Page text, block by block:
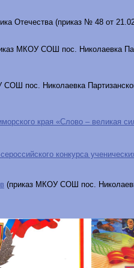
Отечества (приказ № 48 от
МКОУ СОШ пос. Николаевка
пос. Николаевка
края «Слово – великая
конкурса
(приказ МКОУ СОШ пос.